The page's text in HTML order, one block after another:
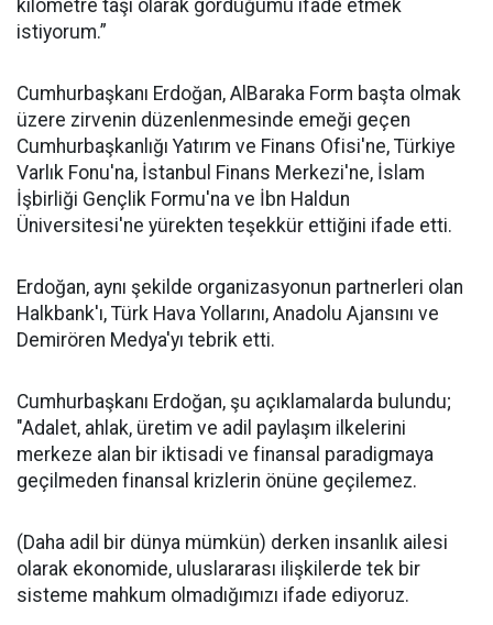
kilometre taşı olarak gördüğümü ifade etmek
istiyorum.”
Cumhurbaşkanı Erdoğan, AlBaraka Form başta olmak
üzere zirvenin düzenlenmesinde emeği geçen
Cumhurbaşkanlığı Yatırım ve Finans Ofisi'ne, Türkiye
Varlık Fonu'na, İstanbul Finans Merkezi'ne, İslam
İşbirliği Gençlik Formu'na ve İbn Haldun
Üniversitesi'ne yürekten teşekkür ettiğini ifade etti.
Erdoğan, aynı şekilde organizasyonun partnerleri olan
Halkbank'ı, Türk Hava Yollarını, Anadolu Ajansını ve
Demirören Medya'yı tebrik etti.
Cumhurbaşkanı Erdoğan, şu açıklamalarda bulundu;
"Adalet, ahlak, üretim ve adil paylaşım ilkelerini
merkeze alan bir iktisadi ve finansal paradigmaya
geçilmeden finansal krizlerin önüne geçilemez.
(Daha adil bir dünya mümkün) derken insanlık ailesi
olarak ekonomide, uluslararası ilişkilerde tek bir
sisteme mahkum olmadığımızı ifade ediyoruz.